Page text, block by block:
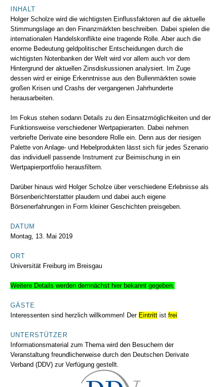
INHALT
Holger Scholze wird die wichtigsten Einflussfaktoren auf die aktuelle
Stimmungslage an den Finanzmärkten beschreiben. Dabei spielen die
internationalen Handelskonflikte eine tragende Rolle. Aber auch die
enorme Bedeutung geldpolitischer Entscheidungen durch die
wichtigsten Notenbanken der Welt wird vor allem auch vor dem
Hintergrund der aktuellen Zinsdiskussionen analysiert. Im Zuge
dessen wird er einige Erkenntnisse aus den Bullenmärkten sowie
großen Krisen und Crashs der vergangenen Jahrhunderte
herausarbeiten.
Im Fokus stehen sodann Details zu den Einsatzmöglichkeiten und der
Funktionsweise verschiedener Wertpapierarten. Dabei nehmen
verbriefte Derivate eine besondere Rolle ein. Denn aus der riesigen
Palette von Anlage- und Hebelprodukten lässt sich für jedes Szenario
das individuell passende Instrument zur Beimischung in ein
Wertpapierportfolio herausfiltern.
Darüber hinaus wird Holger Scholze über verschiedene Erlebnisse als
Börsenberichterstatter plaudern und dabei auch eigene
Börsenerfahrungen in Form kleiner Geschichten preisgeben.
DATUM
Montag, 13. Mai 2019
ORT
Universität Freiburg im Breisgau
Weitere Details werden demnächst hier bekannt gegeben.
GÄSTE
Interessenten sind herzlich willkommen! Der Eintritt ist frei
UNTERSTÜTZER
Informationsmaterial zum Thema wird den Besuchern der
Veranstaltung freundlicherweise durch den Deutschen Derivate
Verband (DDV) zur Verfügung gestellt.